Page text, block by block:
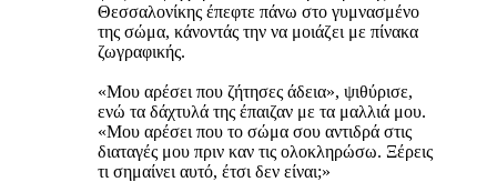
Θεσσαλονίκης έπεφτε πάνω στο γυμνασμένο
της σώμα, κάνοντάς την να μοιάζει με πίνακα
ζωγραφικής.
«Μου αρέσει που ζήτησες άδεια», ψιθύρισε,
ενώ τα δάχτυλά της έπαιζαν με τα μαλλιά μου.
«Μου αρέσει που το σώμα σου αντιδρά στις
διαταγές μου πριν καν τις ολοκληρώσω. Ξέρεις
τι σημαίνει αυτό, έτσι δεν είναι;»